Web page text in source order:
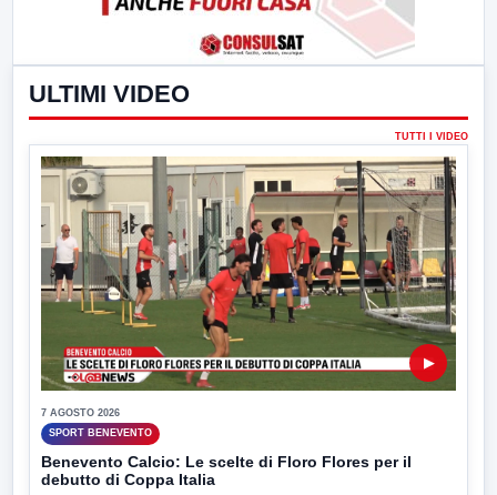
ULTIMI VIDEO
TUTTI I VIDEO
▶
7 AGOSTO 2026
SPORT BENEVENTO
Benevento Calcio: Le scelte di Floro Flores per il
debutto di Coppa Italia